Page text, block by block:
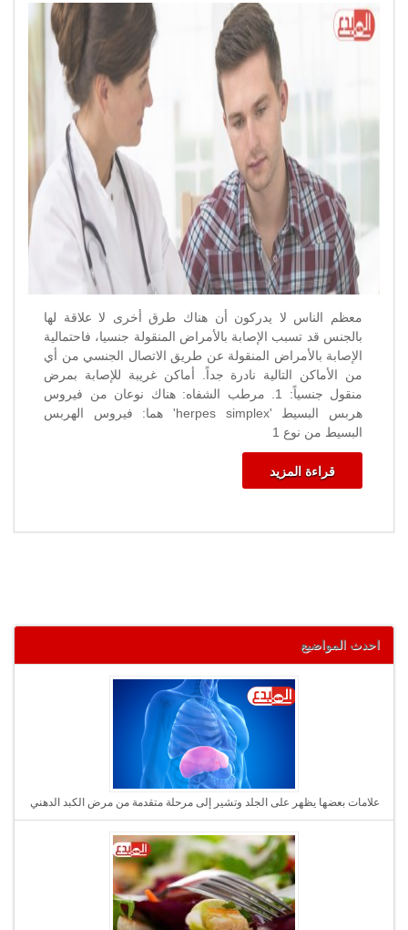
معظم الناس لا يدركون أن هناك طرق أخرى لا علاقة لها
بالجنس قد تسبب الإصابة بالأمراض المنقولة جنسيا، فاحتمالية
الإصابة بالأمراض المنقولة عن طريق الاتصال الجنسي من أي
من الأماكن التالية نادرة جداً. أماكن غريبة للإصابة بمرض
منقول جنسياً: 1. مرطب الشفاه: هناك نوعان من فيروس
هربس البسيط 'herpes simplex' هما: فيروس الهربس
البسيط من نوع 1
قراءة المزيد
احدث المواضيع
علامات بعضها يظهر على الجلد وتشير إلى مرحلة متقدمة من مرض الكبد الدهني